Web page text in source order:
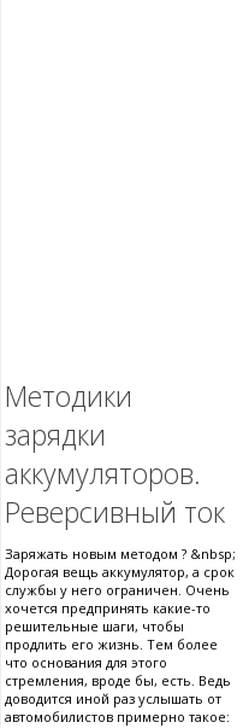
Методики
зарядки
аккумуляторов.
Реверсивный ток
Заряжать новым методом ? &nbsp;
Дорогая вещь аккумулятор, а срок
службы у него ограничен. Очень
хочется предпринять какие-то
решительные шаги, чтобы
продлить его жизнь. Тем более
что основания для этого
стремления, вроде бы, есть. Ведь
доводится иной раз услышать от
автомобилистов примерно такое: